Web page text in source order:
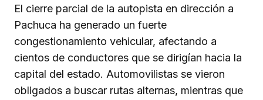
El cierre parcial de la autopista en dirección a
Pachuca ha generado un fuerte
congestionamiento vehicular, afectando a
cientos de conductores que se dirigían hacia la
capital del estado. Automovilistas se vieron
obligados a buscar rutas alternas, mientras que